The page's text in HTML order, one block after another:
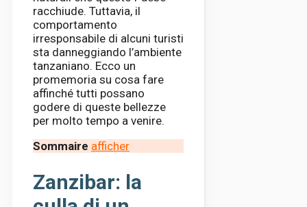
racchiude. Tuttavia, il
comportamento
irresponsabile di alcuni turisti
sta danneggiando l’ambiente
tanzaniano. Ecco un
promemoria su cosa fare
affinché tutti possano
godere di queste bellezze
per molto tempo a venire.
Sommaire afficher
Zanzibar: la